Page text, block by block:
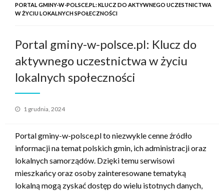
PORTAL GMINY-W-POLSCE.PL: KLUCZ DO AKTYWNEGO UCZESTNICTWA
W ŻYCIU LOKALNYCH SPOŁECZNOŚCI
Portal gminy-w-polsce.pl: Klucz do
aktywnego uczestnictwa w życiu
lokalnych społeczności
Opublikowane
1 grudnia, 2024
Portal gminy-w-polsce.pl to niezwykle cenne źródło
informacji na temat polskich gmin, ich administracji oraz
lokalnych samorządów. Dzięki temu serwisowi
mieszkańcy oraz osoby zainteresowane tematyką
lokalną mogą zyskać dostęp do wielu istotnych danych,